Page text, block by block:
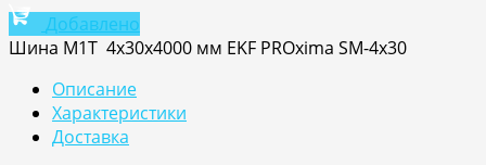
Добавлено
Шина М1T 4х30х4000 мм EKF PROxima SM-4x30
Описание
Характеристики
Доставка